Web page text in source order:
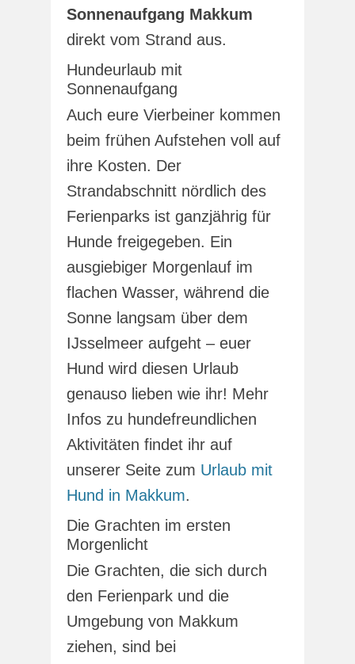
Sonnenaufgang Makkum
direkt vom Strand aus.
Hundeurlaub mit
Sonnenaufgang
Auch eure Vierbeiner kommen
beim frühen Aufstehen voll auf
ihre Kosten. Der
Strandabschnitt nördlich des
Ferienparks ist ganzjährig für
Hunde freigegeben. Ein
ausgiebiger Morgenlauf im
flachen Wasser, während die
Sonne langsam über dem
IJsselmeer aufgeht – euer
Hund wird diesen Urlaub
genauso lieben wie ihr! Mehr
Infos zu hundefreundlichen
Aktivitäten findet ihr auf
unserer Seite zum Urlaub mit
Hund in Makkum.
Die Grachten im ersten
Morgenlicht
Die Grachten, die sich durch
den Ferienpark und die
Umgebung von Makkum
ziehen, sind bei